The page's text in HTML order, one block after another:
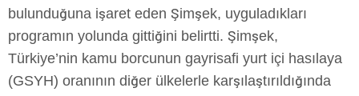
bulunduğuna işaret eden Şimşek, uyguladıkları
programın yolunda gittiğini belirtti. Şimşek,
Türkiye’nin kamu borcunun gayrisafi yurt içi hasılaya
(GSYH) oranının diğer ülkelerle karşılaştırıldığında